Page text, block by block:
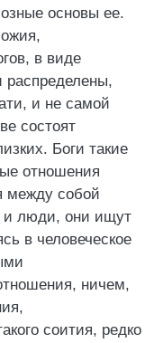
основы ее.
в виде
и не самой
состоят
Боги такие
отношения
между собой
и люди, они ищут
в человеческое
ничем,
соития, редко